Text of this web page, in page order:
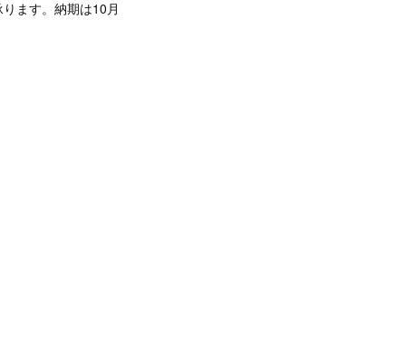
ます。納期は10月